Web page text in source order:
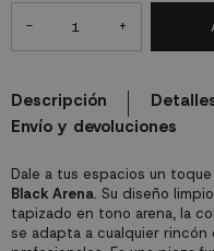
Dale a tus espacios un
Black Arena. Su diseño
tapizado en tono arena, la
se adapta a cualquier
- +
Descripción
Envío y devoluciones